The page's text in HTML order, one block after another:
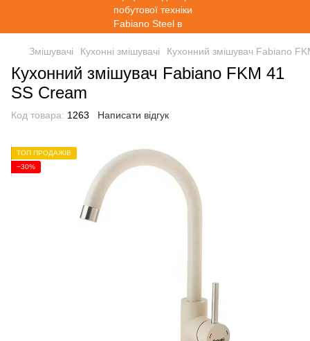
Змішувачі Кухонні змішувачі Кухонний змішувач Fabiano
Кухонний змішувач Fabiano FKM 41
SS Cream
Код товара: 1263 Написати відгук
ТОП ПРОДАЖІВ
−30%